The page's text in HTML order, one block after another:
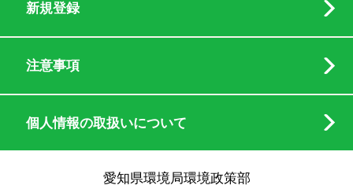
新規登録
注意事項
個人情報の取扱いについて
愛知県環境局環境政策部